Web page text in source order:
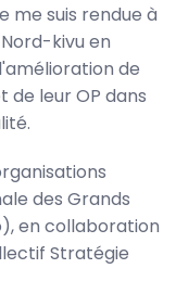
me suis rendue à
kivu en
de
de leur OP dans
des Grands
en collaboration
Stratégie